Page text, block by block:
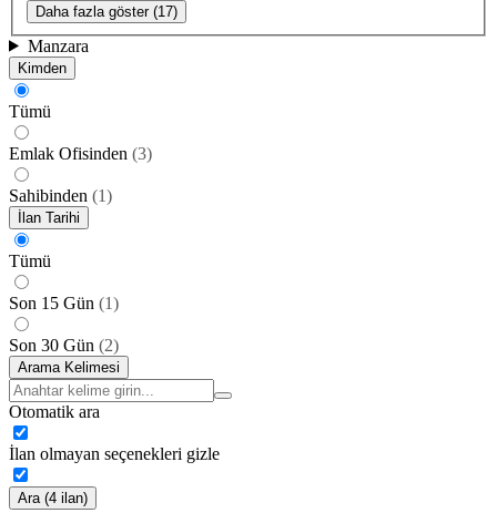
Daha fazla göster (17)
Manzara
Kimden
Tümü
Emlak Ofisinden (3)
Sahibinden (1)
İlan Tarihi
Tümü
Son 15 Gün (1)
Son 30 Gün (2)
Arama Kelimesi
Otomatik ara
İlan olmayan seçenekleri gizle
Ara (4 ilan)